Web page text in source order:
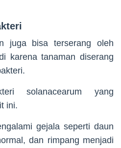
juga bisa terserang oleh
karena tanaman diserang
solanacearum yang
ini.
gejala seperti daun
dan rimpang menjadi